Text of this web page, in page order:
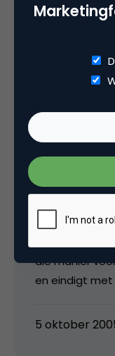
van het artikel
gehalte. Er
geroepen.
Ik snap ook
in dit spelletje
die manier
en eindigt
5 oktober